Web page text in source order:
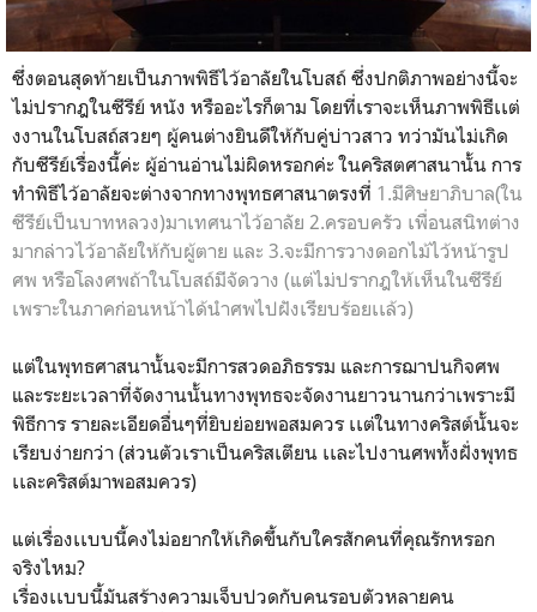
ซึ่งตอนสุดท้ายเป็นภาพพิธีไว้อาลัยในโบสถ์ ซึ่งปกติภาพอย่างนี้จะ
ไม่ปรากฎในซีรีย์ หนัง หรืออะไรก็ตาม โดยที่เราจะเห็นภาพพิธีเเต่
งงานในโบสถ์สวยๆ ผู้คนต่างยินดีให้กับคู่บ่าวสาว ทว่ามันไม่เกิด
กับซีรีย์เรื่องนี้ค่ะ ผู้อ่านอ่านไม่ผิดหรอกค่ะ ในคริสตศาสนานั้น การ
ทำพิธีไว้อาลัยจะต่างจากทางพุทธศาสนาตรงที่ 1.มีศิษยาภิบาล(ใน
ซีรีย์เป็นบาทหลวง)มาเทศนาไว้อาลัย 2.ครอบครัว เพื่อนสนิทต่าง
มากล่าวไว้อาลัยให้กับผู้ตาย และ 3.จะมีการวางดอกไม้ไว้หน้ารูป
ศพ หรือโลงศพถ้าในโบสถ์มีจัดวาง (แต่ไม่ปรากฎให้เห็นในซีรีย์
เพราะในภาคก่อนหน้าได้นำศพไปฝังเรียบร้อยเเล้ว)
แต่ในพุทธศาสนานั้นจะมีการสวดอภิธรรม และการฌาปนกิจศพ
และระยะเวลาที่จัดงานนั้นทางพุทธจะจัดงานยาวนานกว่าเพราะมี
พิธีการ รายละเอียดอื่นๆที่ยิบย่อยพอสมควร เเต่ในทางคริสต์นั้นจะ
เรียบง่ายกว่า (ส่วนตัวเราเป็นคริสเตียน เเละไปงานศพทั้งฝั่งพุทธ
เเละคริสต์มาพอสมควร)
แต่เรื่องเเบบนี้คงไม่อยากให้เกิดขึ้นกับใครสักคนที่คุณรักหรอก
จริงไหม?
เรื่องเเบบนี้มันสร้างความเจ็บปวดกับคนรอบตัวหลายคน